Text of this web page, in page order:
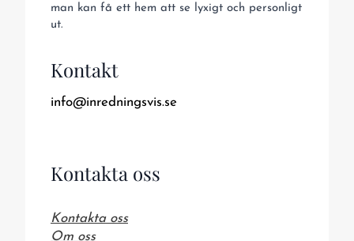
man kan få ett hem att se lyxigt och personligt
ut.
Kontakt
info@inredningsvis.se
Kontakta oss
Kontakta oss
Om oss